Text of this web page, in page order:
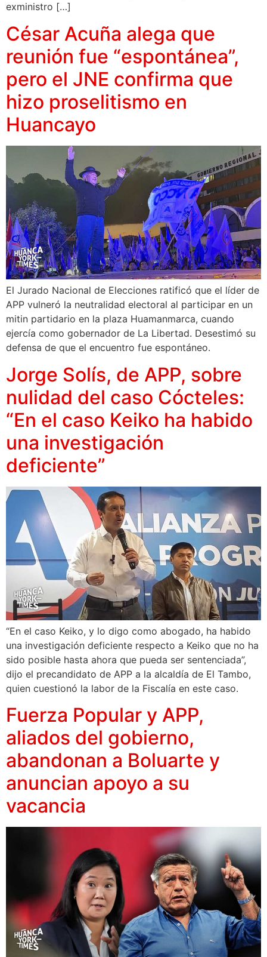
exministro […]
César Acuña alega que
reunión fue “espontánea”,
pero el JNE confirma que
hizo proselitismo en
Huancayo
El Jurado Nacional de Elecciones ratificó que el líder de
APP vulneró la neutralidad electoral al participar en un
mitin partidario en la plaza Huamanmarca, cuando
ejercía como gobernador de La Libertad. Desestimó su
defensa de que el encuentro fue espontáneo.
Jorge Solís, de APP, sobre
nulidad del caso Cócteles:
“En el caso Keiko ha habido
una investigación
deficiente”
“En el caso Keiko, y lo digo como abogado, ha habido
una investigación deficiente respecto a Keiko que no ha
sido posible hasta ahora que pueda ser sentenciada”,
dijo el precandidato de APP a la alcaldía de El Tambo,
quien cuestionó la labor de la Fiscalía en este caso.
Fuerza Popular y APP,
aliados del gobierno,
abandonan a Boluarte y
anuncian apoyo a su
vacancia